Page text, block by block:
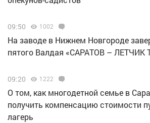
09:50 1002
Н️а заводе в Нижнем Новгороде
пятого Валдая «САРАТОВ –
09:20 1222
О том, как многодетной семье в
получить компенсацию стоимости
лагерь